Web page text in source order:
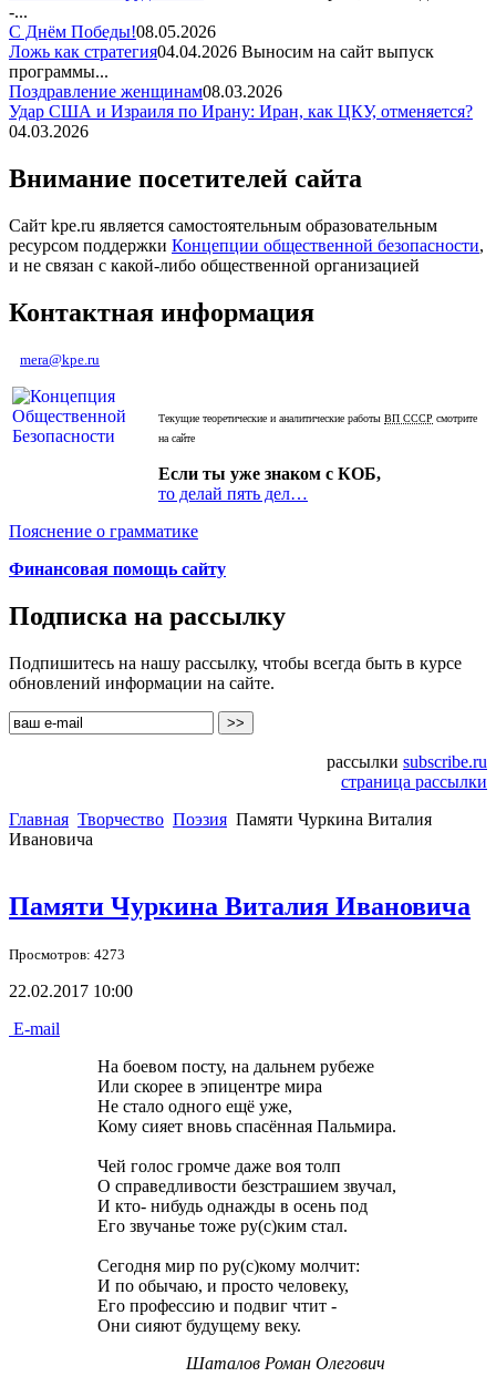
-...
С Днём Победы!08.05.2026
Ложь как стратегия04.04.2026 Выносим на сайт выпуск
программы...
Поздравление женщинам08.03.2026
Удар США и Израиля по Ирану: Иран, как ЦКУ, отменяется?
04.03.2026
Внимание посетителей сайта
Сайт kpe.ru является самостоятельным образовательным
ресурсом поддержки Концепции общественной безопасности,
и не связан с какой-либо общественной организацией
Контактная информация
mera@kpe.ru
Текущие теоретические и аналитические работы ВП СССР смотрите
на сайте
Если ты уже знаком с КОБ,
то делай пять дел…
Пояснение о грамматике
Финансовая помощь сайту
Подписка на рассылку
Подпишитесь на нашу рассылку, чтобы всегда быть в курсе
обновлений информации на сайте.
рассылки subscribe.ru
страница рассылки
Главная Творчество Поэзия Памяти Чуркина Виталия
Ивановича
Памяти Чуркина Виталия Ивановича
Просмотров: 4273
22.02.2017 10:00
E-mail
На боевом посту, на дальнем рубеже
Или скорее в эпицентре мира
Не стало одного ещё уже,
Кому сияет вновь спасённая Пальмира.
Чей голос громче даже воя толп
О справедливости безстрашием звучал,
И кто- нибудь однажды в осень под
Его звучанье тоже ру(с)ким стал.
Сегодня мир по ру(с)кому молчит:
И по обычаю, и просто человеку,
Его профессию и подвиг чтит -
Они сияют будущему веку.
Шаталов Роман Олегович